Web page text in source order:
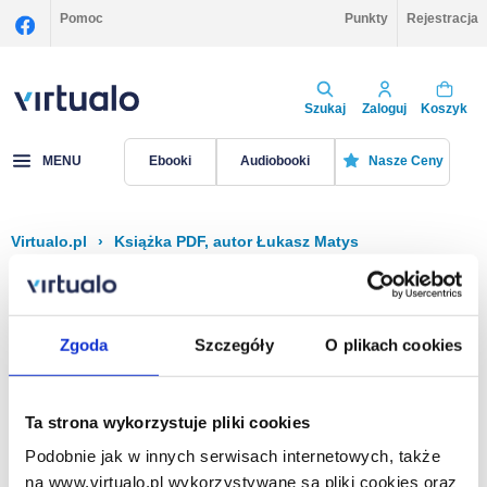
Zgoda Szczegóły O plikach cookies
Ta strona wykorzystuje pliki cookies
Podobnie jak w innych serwisach internetowych, także
na www.virtualo.pl wykorzystywane są pliki cookies oraz
Pomoc Punkty Rejestracja
Szukaj Zaloguj Koszyk
MENU Ebooki Audiobooki Nasze Ceny
Virtualo.pl › Książka PDF, autor Łukasz Matys
Filtruj Sortuj
Na stronie